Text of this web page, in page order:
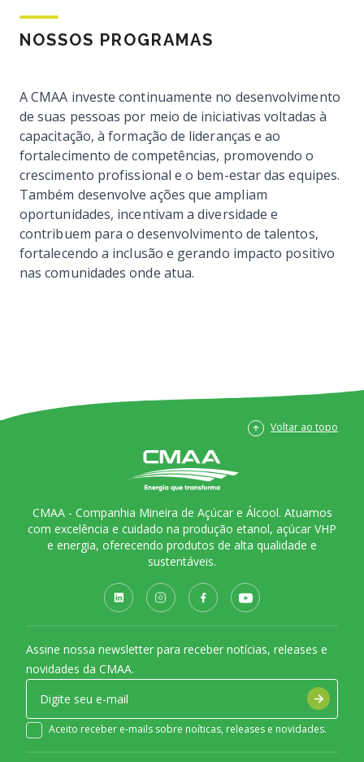
NOSSOS PROGRAMAS
A CMAA investe continuamente no desenvolvimento
de suas pessoas por meio de iniciativas voltadas à
capacitação, à formação de lideranças e ao
fortalecimento de competências, promovendo o
crescimento profissional e o bem-estar das equipes.
Também desenvolve ações que ampliam
oportunidades, incentivam a diversidade e
contribuem para o desenvolvimento de talentos,
fortalecendo a inclusão e gerando impacto positivo
nas comunidades onde atua.
Voltar ao topo
CMAA - Companhia Mineira de Açúcar e Álcool. Atuamos
com excelência e cuidado na produção etanol, açúcar VHP
e energia, oferecendo produtos de alta qualidade e
sustentáveis.
Assine nossa newsletter para receber notícias, releases e
novidades da CMAA.
Aceito receber e-mails sobre noíticas, releases e novidades.